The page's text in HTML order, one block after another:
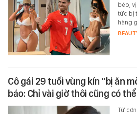
béo,
tức bị
hàng
Cô gái 29 tuổi vùng kín “bị ăn
báo: Chỉ vài giờ thôi cũng có
Từ